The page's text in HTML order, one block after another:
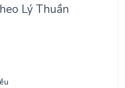
Lý Thuần